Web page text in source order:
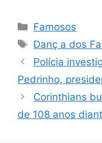
Categorias
Famosos
Tags
Danç a dos
Polícia
Pedrinho,
Corinthians
de 108 anos